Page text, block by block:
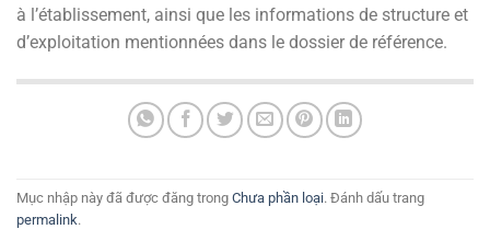
à l’établissement, ainsi que les informations de structure et
d’exploitation mentionnées dans le dossier de référence.
Mục nhập này đã được đăng trong Chưa phần loại. Đánh dấu trang
permalink.